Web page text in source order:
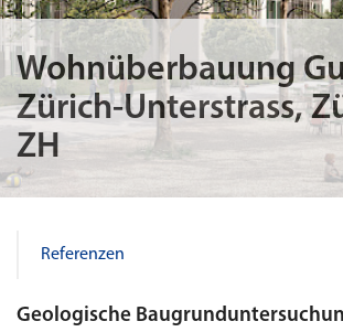
Wohnüberbauung
Zürich-Unterstrass,
ZH
Referenzen
Geologische